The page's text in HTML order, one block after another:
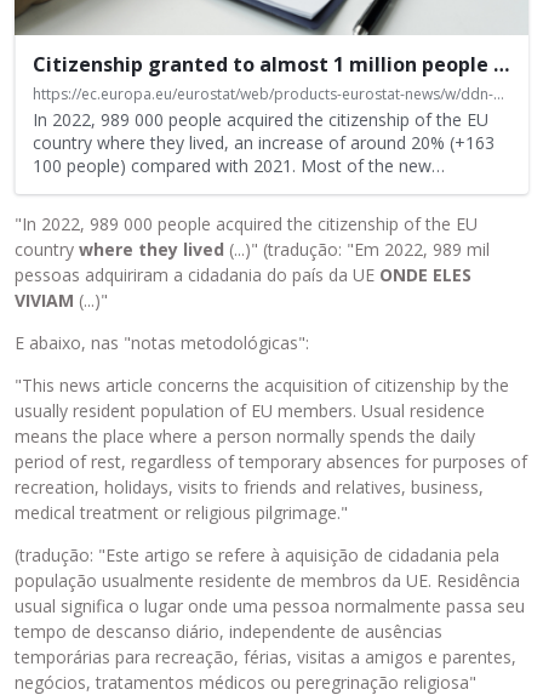
m
e
n
t
o
e
x
t
e
r
n
n
o
p
o
r
a
d
o
.
E
l
e
Citizenship granted to almost 1 million people in 2022
https://ec.europa.eu/eurostat/web/products-eurostat-news/w/ddn-20240229-1
In 2022, 989 000 people acquired the citizenship of the EU
country where they lived, an increase of around 20% (+163
100 people) compared with 2021. Most of the new…
"In 2022, 989 000 people acquired the citizenship of the EU
country where they lived (...)" (tradução: "Em 2022, 989 mil
pessoas adquiriram a cidadania do país da UE ONDE ELES
VIVIAM (...)"
E abaixo, nas "notas metodológicas":
"This news article concerns the acquisition of citizenship by the
usually resident population of EU members. Usual residence
means the place where a person normally spends the daily
period of rest, regardless of temporary absences for purposes of
recreation, holidays, visits to friends and relatives, business,
medical treatment or religious pilgrimage."
(tradução: "Este artigo se refere à aquisição de cidadania pela
população usualmente residente de membros da UE. Residência
usual significa o lugar onde uma pessoa normalmente passa seu
tempo de descanso diário, independente de ausências
temporárias para recreação, férias, visitas a amigos e parentes,
negócios, tratamentos médicos ou peregrinação religiosa"